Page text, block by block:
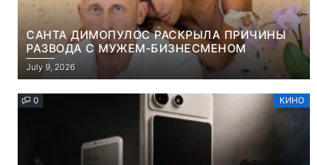
САНТА ДИМОПУЛОС РАСКРЫЛА ПРИЧИНЫ
РАЗВОДА С МУЖЕМ-БИЗНЕСМЕНОМ
July 9, 2026
0 КИНО